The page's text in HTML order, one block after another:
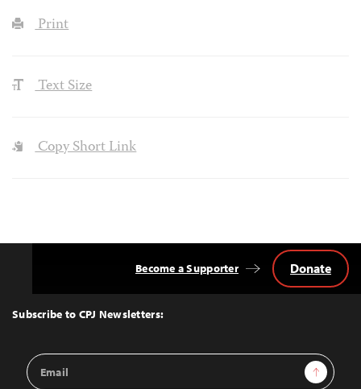
Print
Text Size
Copy Short Link
Top
Subscribe to CPJ Newsletters:
Email
Address
Sign Up
Become a Supporter Donate